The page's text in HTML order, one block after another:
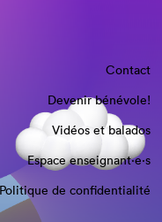
Contact
Devenir bénévole!
Vidéos et balados
Espace enseignant·e⋅s
Politique de confidentialité